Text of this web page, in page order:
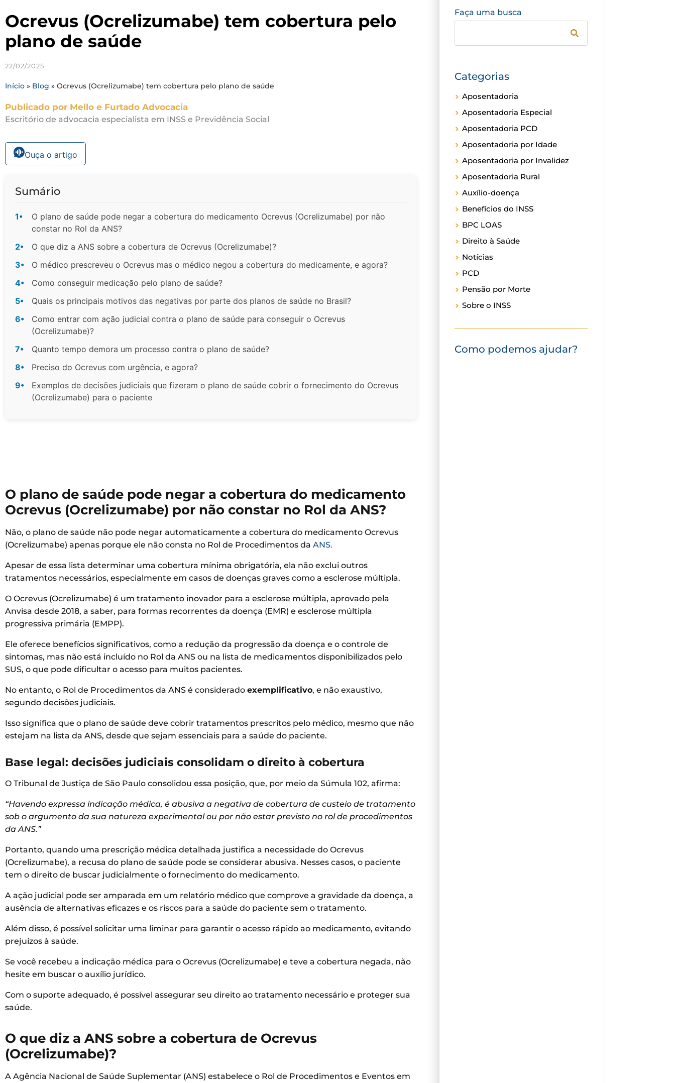
Ocrevus (Ocrelizumabe) tem cobertura pelo
plano de saúde
22/02/2025
Início » Blog » Ocrevus (Ocrelizumabe) tem cobertura pelo plano de saúde
Publicado por Mello e Furtado Advocacia
Escritório de advocacia especialista em INSS e Previdência Social
Ouça o artigo
Sumário
1•
O plano de saúde pode negar a cobertura do medicamento Ocrevus (Ocrelizumabe) por não
constar no Rol da ANS?
2•
O que diz a ANS sobre a cobertura de Ocrevus (Ocrelizumabe)?
3•
O médico prescreveu o Ocrevus mas o médico negou a cobertura do medicamente, e agora?
4•
Como conseguir medicação pelo plano de saúde?
5•
Quais os principais motivos das negativas por parte dos planos de saúde no Brasil?
6•
Como entrar com ação judicial contra o plano de saúde para conseguir o Ocrevus
(Ocrelizumabe)?
7•
Quanto tempo demora um processo contra o plano de saúde?
8•
Preciso do Ocrevus com urgência, e agora?
9•
Exemplos de decisões judiciais que fizeram o plano de saúde cobrir o fornecimento do Ocrevus
(Ocrelizumabe) para o paciente
O plano de saúde pode negar a cobertura do medicamento
Ocrevus (Ocrelizumabe) por não constar no Rol da ANS?
Não, o plano de saúde não pode negar automaticamente a cobertura do medicamento Ocrevus
(Ocrelizumabe) apenas porque ele não consta no Rol de Procedimentos da ANS.
Apesar de essa lista determinar uma cobertura mínima obrigatória, ela não exclui outros
tratamentos necessários, especialmente em casos de doenças graves como a esclerose múltipla.
O Ocrevus (Ocrelizumabe) é um tratamento inovador para a esclerose múltipla, aprovado pela
Anvisa desde 2018, a saber, para formas recorrentes da doença (EMR) e esclerose múltipla
progressiva primária (EMPP).
Ele oferece benefícios significativos, como a redução da progressão da doença e o controle de
sintomas, mas não está incluído no Rol da ANS ou na lista de medicamentos disponibilizados pelo
SUS, o que pode dificultar o acesso para muitos pacientes.
No entanto, o Rol de Procedimentos da ANS é considerado exemplificativo, e não exaustivo,
segundo decisões judiciais.
Isso significa que o plano de saúde deve cobrir tratamentos prescritos pelo médico, mesmo que não
estejam na lista da ANS, desde que sejam essenciais para a saúde do paciente.
Base legal: decisões judiciais consolidam o direito à cobertura
O Tribunal de Justiça de São Paulo consolidou essa posição, que, por meio da Súmula 102, afirma:
“Havendo expressa indicação médica, é abusiva a negativa de cobertura de custeio de tratamento
sob o argumento da sua natureza experimental ou por não estar previsto no rol de procedimentos
da ANS.”
Portanto, quando uma prescrição médica detalhada justifica a necessidade do Ocrevus
(Ocrelizumabe), a recusa do plano de saúde pode se considerar abusiva. Nesses casos, o paciente
tem o direito de buscar judicialmente o fornecimento do medicamento.
A ação judicial pode ser amparada em um relatório médico que comprove a gravidade da doença, a
ausência de alternativas eficazes e os riscos para a saúde do paciente sem o tratamento.
Além disso, é possível solicitar uma liminar para garantir o acesso rápido ao medicamento, evitando
prejuízos à saúde.
Se você recebeu a indicação médica para o Ocrevus (Ocrelizumabe) e teve a cobertura negada, não
hesite em buscar o auxílio jurídico.
Com o suporte adequado, é possível assegurar seu direito ao tratamento necessário e proteger sua
saúde.
O que diz a ANS sobre a cobertura de Ocrevus
(Ocrelizumabe)?
A Agência Nacional de Saúde Suplementar (ANS) estabelece o Rol de Procedimentos e Eventos em
Faça uma busca
Categorias
Aposentadoria
Aposentadoria Especial
Aposentadoria PCD
Aposentadoria por Idade
Aposentadoria por Invalidez
Aposentadoria Rural
Auxílio-doença
Benefícios do INSS
BPC LOAS
Direito à Saúde
Notícias
PCD
Pensão por Morte
Sobre o INSS
Como podemos ajudar?